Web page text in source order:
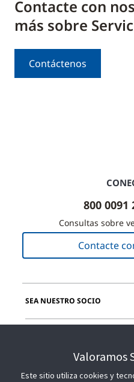
Contacte con
más sobre
Contáctenos
800 0091
Consultas sobre
Contacte
SEA NUESTRO SOCIO
Valoramos
Este sitio utiliza cookies y